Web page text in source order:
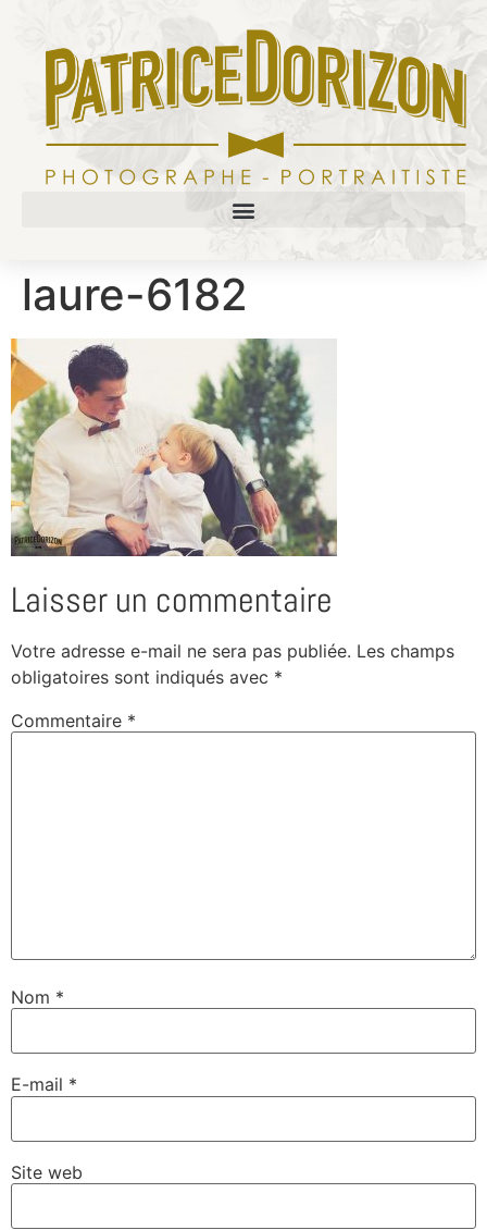
laure-6182
Laisser un commentaire
Votre adresse e-mail ne sera pas publiée. Les champs
obligatoires sont indiqués avec *
Commentaire *
Nom *
E-mail *
Site web